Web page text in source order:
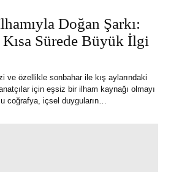
Doğan Şarkı:
Kısa Sürede Büyük İlgi
ve özellikle sonbahar ile kış aylarındaki
için eşsiz bir ilham kaynağı olmayı
coğrafya, içsel duyguların…